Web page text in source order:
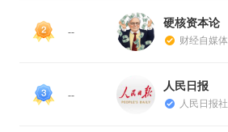
--
硬核资本论
财经自媒体
--
人民日报
人民日报社